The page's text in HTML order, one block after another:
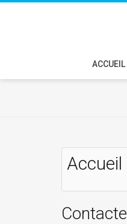
ACCUEIL
Accueil